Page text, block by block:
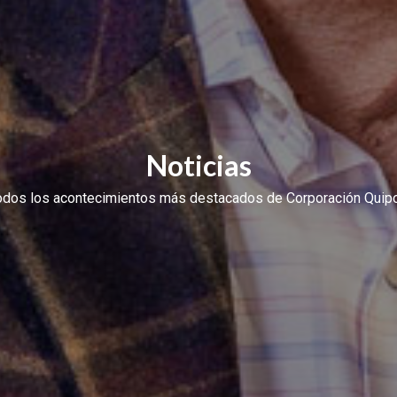
Noticias
los acontecimientos más destacados de Corporación